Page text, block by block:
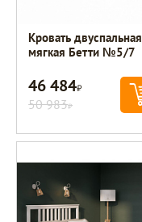
Кровать двуспальная
мягкая Бетти №5/7
46 484Р
50 983Р